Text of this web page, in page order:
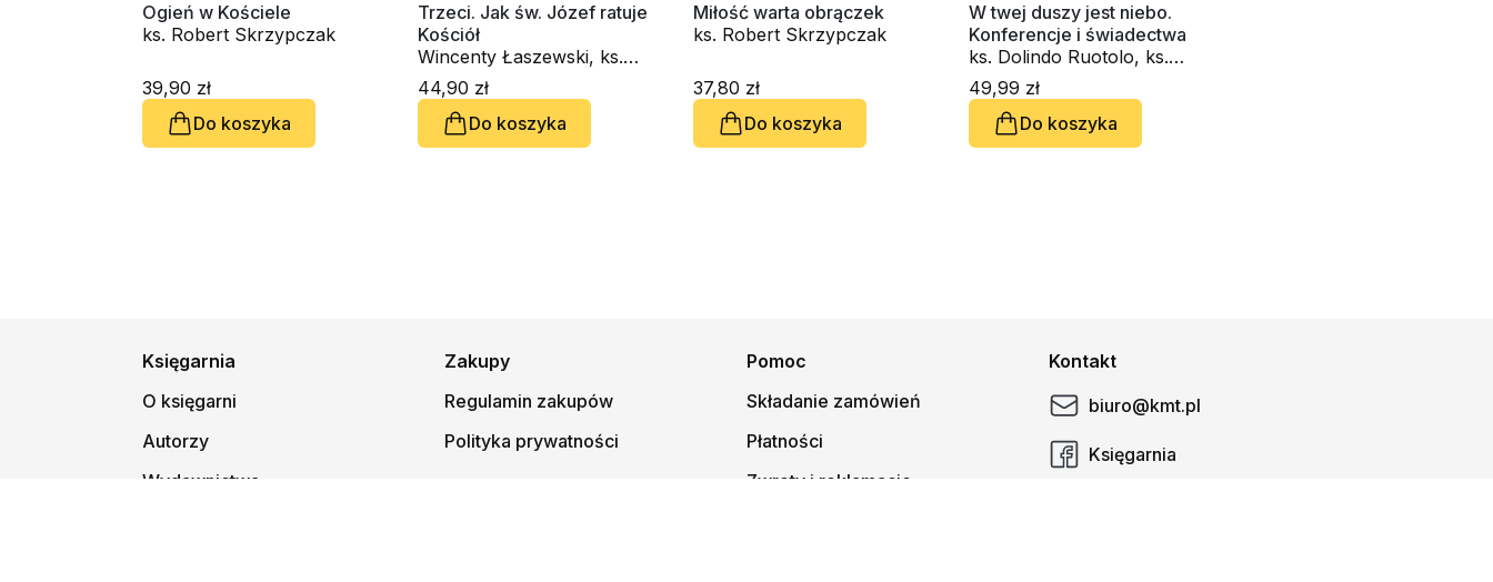
Ogień w Kościele
ks. Robert Skrzypczak
39,90 zł
Do koszyka
Trzeci. Jak św. Józef ratuje
Kościół
Wincenty Łaszewski, ks.
Dominik Chmielewski SDB,
ks. Robert Skrzypczak,
Paweł Zuchniewicz, Tomasz
P. Terlikowski, ks. Grzegorz
44,90 zł
Do koszyka
Miłość warta obrączek
ks. Robert Skrzypczak
37,80 zł
Do koszyka
W twej duszy jest niebo.
Konferencje i świadectwa
ks. Dolindo Ruotolo, ks.
Robert Skrzypczak
49,99 zł
Do koszyka
Księgarnia
O księgarni
Autorzy
Wydawnictwa
Zakupy
Regulamin zakupów
Polityka prywatności
Pomoc
Składanie zamówień
Płatności
Zwroty i reklamacje
Kontakt
biuro@kmt.pl
Księgarnia